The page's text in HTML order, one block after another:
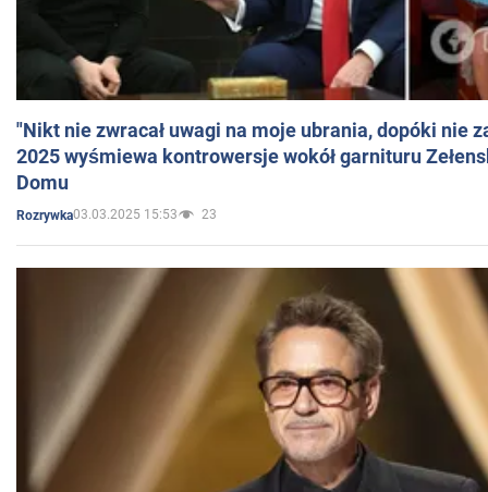
"Nikt nie zwracał uwagi na moje ubrania, dopóki nie
2025 wyśmiewa kontrowersje wokół garnituru
Domu
Rozrywka03.03.2025 15:53 23